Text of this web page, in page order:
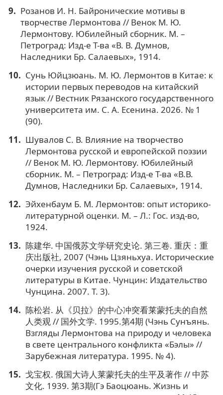
Розанов И. Н. Байронические мотивы в
творчестве Лермонтова // Венок М. Ю.
Лермонтову. Юбилейный сборник. М. –
Петроград: Изд-е Т-ва «В. В. Думнов,
Наследники Бр. Салаевых», 1914.
Сунь Юйцзюань. М. Ю. Лермонтов в Китае: к
истории первых переводов на китайский
язык // Вестник Рязанского государственного
университета им. С. А. Есенина. 2026. № 1
(90).
Шувалов С. В. Влияние на творчество
Лермонтова русской и европейской поэзии
// Венок М. Ю. Лермонтову. Юбилейный
сборник. М. – Петроград: Изд-е Т-ва «В.В.
Думнов, Наследники Бр. Салаевых», 1914.
Эйхенбаум Б. М. Лермонтов: опыт историко-
литературной оценки. М. – Л.: Гос. изд-во,
1924.
陈建华. 中国俄苏文学研究史论. 第三卷. 重庆：重
庆出版社, 2007 (Чэнь Цзяньхуа. Исторические
очерки изучения русской и советской
литературы в Китае. Чунцин: Издательство
Чунцина. 2007. Т. 3).
陈松岩. 从《贝拉》的中心冲突看莱蒙托夫的自然
人类观 // 国外文学. 1995.第4期 (Чэнь Сунъянь.
Взгляды Лермонтова на природу и человека
в свете центрального конфликта «Бэлы» //
Зарубежная литература. 1995. № 4).
戈宝权. 俄国大诗人莱蒙托夫的生平及著作 // 中苏
文化. 1939. 第3期(Гэ Баоцюань. Жизнь и